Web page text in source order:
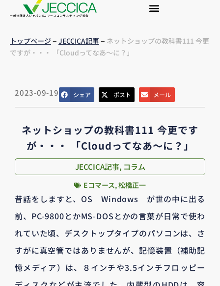
一般社団法人ジャパンEコマースコンサルティング協会
トップページ– JECCICA記事– ネットショップの教科書111 今更
ですが・・・ 「Cloudってなあ～に？」
2023-09-19 シェア ポスト メール
ネットショップの教科書111 今更です
が・・・ 「Cloudってなあ～に？」
JECCICA記事, コラム
Eコマース,松橋正一
昔話をしますと、OS Windows が世の中に出る
前、PC-9800とかMS-DOSとかの言葉が日常で使わ
れていた頃、デスクトップタイプのパソコンは、さ
すがに真空管ではありませんが、記憶装置（補助記
憶メディア）は、８インチや3.5インチフロッピー